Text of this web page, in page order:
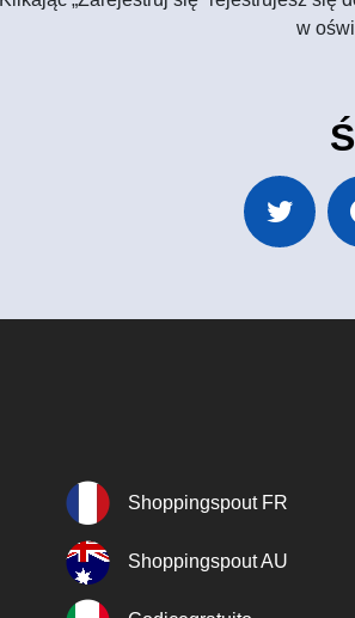
w
Shoppingspout FR
Shoppingspout AU